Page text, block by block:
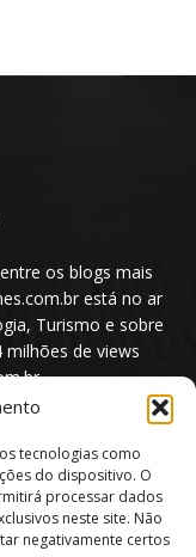
tecnologias como
do dispositivo. O
processar dados
neste site. Não
negativamente certos
os blogs mais
está no ar
Turismo e sobre
de views